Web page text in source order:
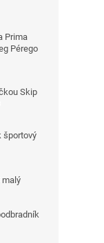
Prima
Pérego
Skip
športový
malý